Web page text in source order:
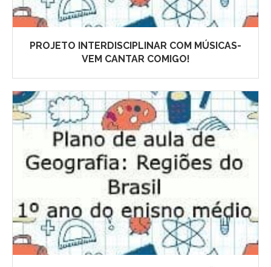
PROJETO INTERDISCIPLINAR COM MÚSICAS-
VEM CANTAR COMIGO!